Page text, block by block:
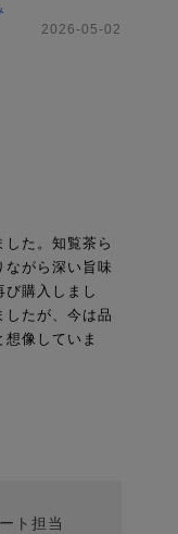
2026-05-02
た。知覧茶ら
ながら深い旨味
購入しまし
したが、今は品
像していま
ト担当